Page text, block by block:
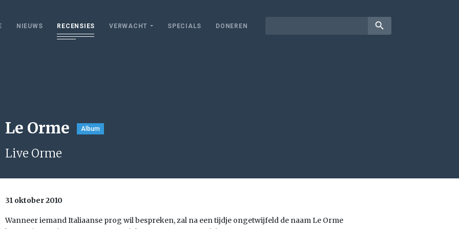
NIEUWS RECENSIES VERWACHT SPECIALS DONEREN search
Le Orme Album
Live Orme
31 oktober 2010
Wanneer iemand Italiaanse prog wil bespreken, zal na een tijdje ongetwijfeld de naam Le Orme